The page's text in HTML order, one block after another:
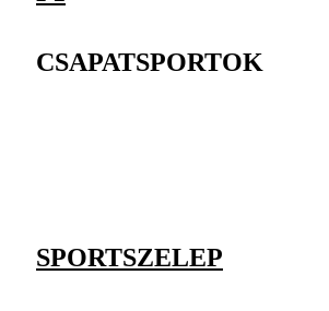
CSAPATSPORTOK
SPORTSZELEP